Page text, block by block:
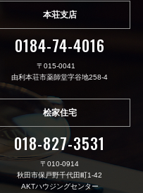
本荘支店
0184-74-4016
〒015-0041
由利本荘市薬師堂字谷地258-4
桧家住宅
018-827-3531
〒010-0914
秋田市保戸野千代田町1-42
AKTハウジングセンター